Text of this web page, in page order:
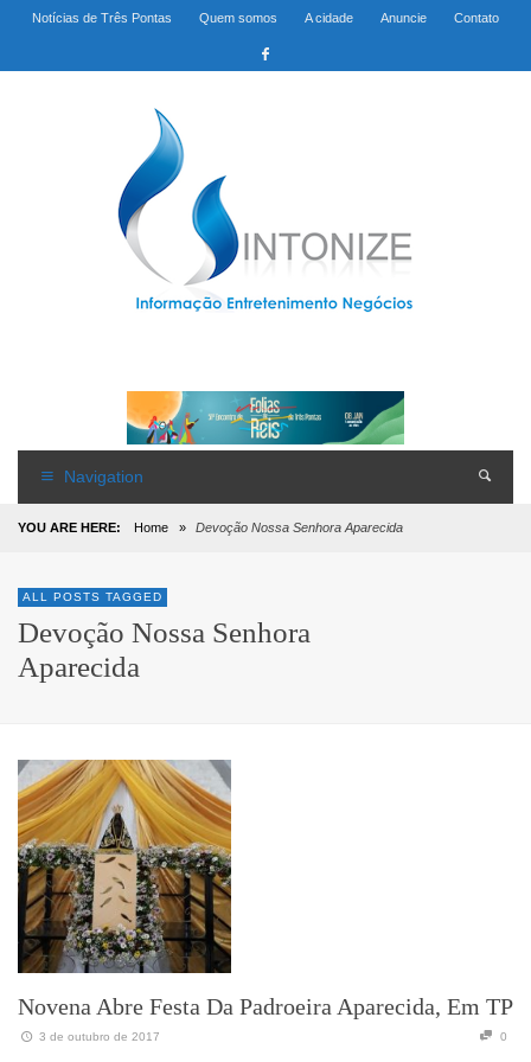
Notícias de Três Pontas Quem somos A cidade Anuncie Contato
Navigation
YOU ARE HERE: Home » Devoção Nossa Senhora Aparecida
ALL POSTS TAGGED
Devoção Nossa Senhora
Aparecida
Novena Abre Festa Da Padroeira Aparecida, Em TP
3 de outubro de 2017 0